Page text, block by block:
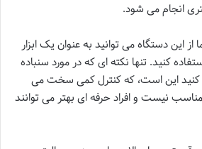
انجام می شود.
این دستگاه می توانید به عنوان یک ابزار
کنید. تنها نکته ای که در مورد سنباده
کنید این است، که کنترل کمی سخت می
مناسب نیست و افراد حرفه ای بهتر می توانند